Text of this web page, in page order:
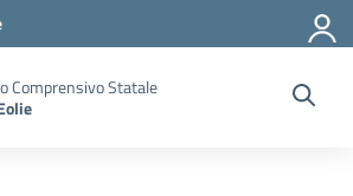
Comprensivo Statale